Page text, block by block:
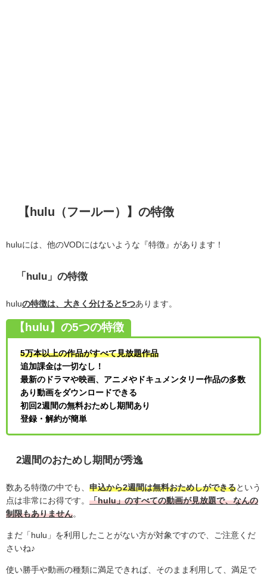
【hulu（フールー）】の特徴
huluには、他のVODにはないような『特徴』があります！
「hulu」の特徴
huluの特徴は、大きく分けると5つあります。
【hulu】の5つの特徴
5万本以上の作品がすべて見放題作品
追加課金は一切なし！
最新のドラマや映画、アニメやドキュメンタリー作品の多数
あり動画をダウンロードできる
初回2週間の無料おためし期間あり
登録・解約が簡単
2週間のおためし期間が秀逸
数ある特徴の中でも、 申込から2週間は無料おためしができるという
点は非常にお得です。 「hulu」のすべての動画が見放題で、なんの
制限もありません。
まだ「hulu」を利用したことがない方が対象ですので、ご注意くだ
さいね♪
使い勝手や動画の種類に満足できれば、そのまま利用して、満足で